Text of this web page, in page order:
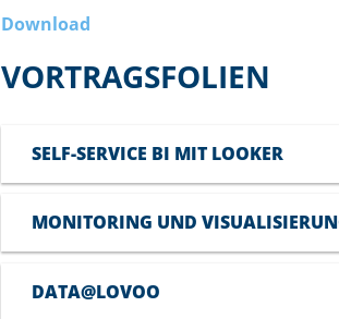
Download
VORTRAGSFOLIEN
SELF-SERVICE BI MIT LOOKER
MONITORING UND
DATA@LOVOO